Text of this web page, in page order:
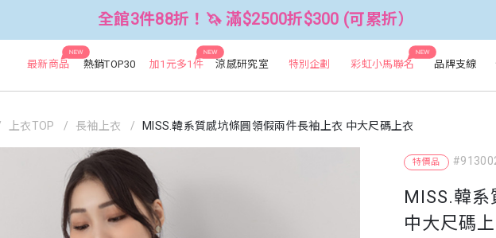
全館3件88折！🦄 滿$2500折$300 (可累折） 全館3
NEW
最新商品 熱銷TOP30
NEW
加1元多1件 涼感研究室 特別企劃
NEW
彩虹小馬聯名 品牌支線
特價品
MISS.韓
中大尺碼
上衣TOP 長袖上衣 MISS.韓系質感坑條圓領假兩件長袖上衣 中大尺碼上衣